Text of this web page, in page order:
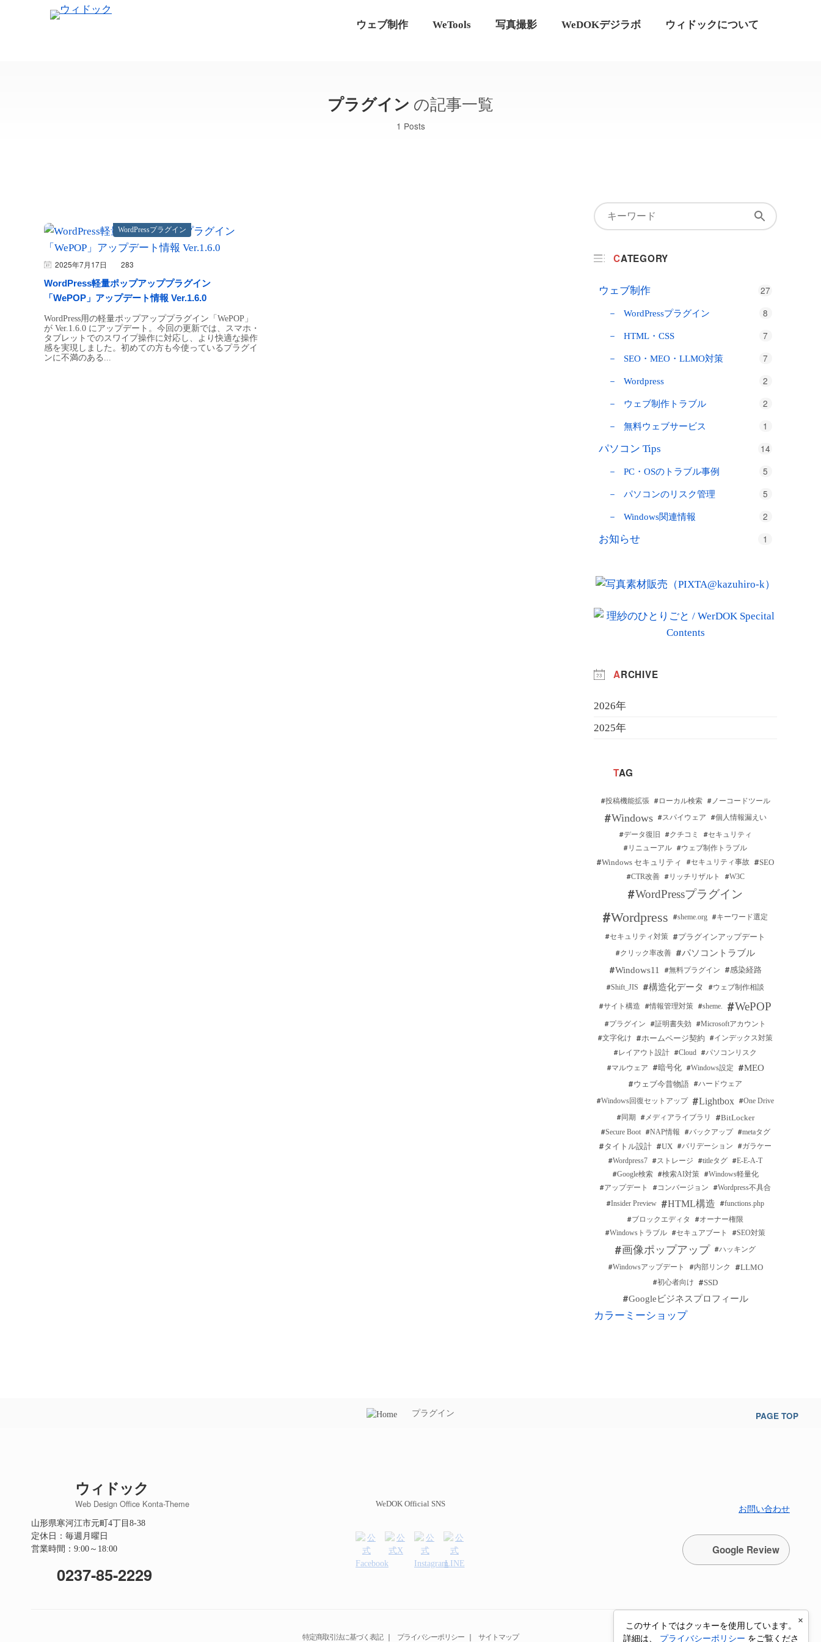
ウェブ制作 WeTools 写真撮影 WeDOKデジラボ ウィドックについて
プラグイン の記事一覧
1 Posts
WordPressプラグイン
2025年7月17日
283
WordPress軽量ポップアッププラグイン
「WePOP」アップデート情報 Ver.1.6.0
WordPress用の軽量ポップアッププラグイン「WePOP」
が Ver.1.6.0 にアップデート。今回の更新では、スマホ・
タブレットでのスワイプ操作に対応し、より快適な操作
感を実現しました。初めての方も今使っているプラグイ
ンに不満のある...
CATEGORY
ウェブ制作 27
WordPressプラグイン 8
HTML・CSS 7
SEO・MEO・LLMO対策 7
Wordpress 2
ウェブ制作トラブル 2
無料ウェブサービス 1
パソコン Tips 14
PC・OSのトラブル事例 5
パソコンのリスク管理 5
Windows関連情報 2
お知らせ 1
ARCHIVE
2026年
7月
4月 3
3月 2
2025年
11月
10月 2
9月 2
7月 3
5月 17
TAG
投稿機能拡張 ローカル検索 ノーコードツール
Windows スパイウェア 個人情報漏えい
データ復旧 クチコミ
セキュリティ
リニューアル
ウェブ制作トラブル
Windows セキュリティ セキュリティ事故 SEO
CTR改善 リッチリザルト W3C
WordPressプラグイン
Wordpress sheme.org キーワード選定
セキュリティ対策 プラグインアップデート
クリック率改善
パソコントラブル
Windows11
無料プラグイン 感染経路
Shift_JIS 構造化データ ウェブ制作相談
サイト構造 情報管理対策 sheme. WePOP
プラグイン 証明書失効
Microsoftアカウント
文字化け
ホームページ契約
インデックス対策
レイアウト設計
Cloud パソコンリスク
マルウェア 暗号化 Windows設定 MEO
ウェブ今昔物語 ハードウェア
Windows回復セットアップ Lightbox One Drive
同期 メディアライブラリ BitLocker
Secure Boot NAP情報 バックアップ metaタグ
タイトル設計 UX バリデーション
ガラケー
Wordpress7
ストレージ titleタグ
E-E-A-T
Google検索
検索AI対策
Windows軽量化
アップデート
コンバージョン Wordpress不具合
Insider Preview HTML構造 functions.php
ブロックエディタ
オーナー権限
Windowsトラブル
セキュアブート SEO対策
画像ポップアップ ハッキング
Windowsアップデート 内部リンク LLMO
初心者向け SSD
Googleビジネスプロフィール
カラーミーショップ
プラグイン PAGE TOP
ウィドック
Web Design Office Konta-Theme
山形県寒河江市元町4丁目8-38
定休日：毎週月曜日
営業時間：9:00～18:00
0237-85-2229
WeDOK Official SNS
お問い合わせ
Google Review
特定商取引法に基づく表記 ｜ プライバシーポリシー ｜ サイトマップ
このサイトではクッキーを使用しています。
詳細は、 プライバシーポリシー をご覧くださ
×